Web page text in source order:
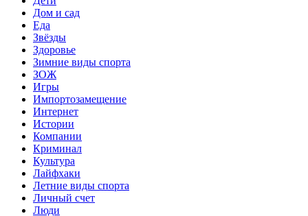
Дом и сад
Еда
Звёзды
Здоровье
Зимние виды спорта
ЗОЖ
Игры
Импортозамещение
Интернет
Истории
Компании
Криминал
Культура
Лайфхаки
Летние виды спорта
Личный счет
Люди